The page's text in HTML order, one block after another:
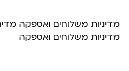
מדיניות משלוחים ואספקה
מדיניות משלוחים ואספקה